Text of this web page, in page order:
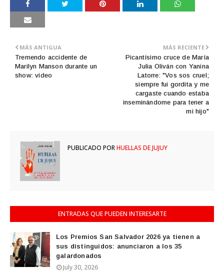
MÁS RECIENTE
Picantísimo cruce de María
Julia Oliván con Yanina
Latorre: "Vos sos cruel;
siempre fui gordita y me
cargaste cuando estaba
inseminándome para tener a
mi hijo"
MÁS ANTIGUA
Tremendo accidente de
Marilyn Manson durante un
show: video
PUBLICADO PORHUELLAS DE JUJUY
ENTRADAS QUE PUEDEN INTERESARTE
Los Premios San Salvador 2026 ya tienen a
sus distinguidos: anunciaron a los 35
galardonados
July 30, 2026